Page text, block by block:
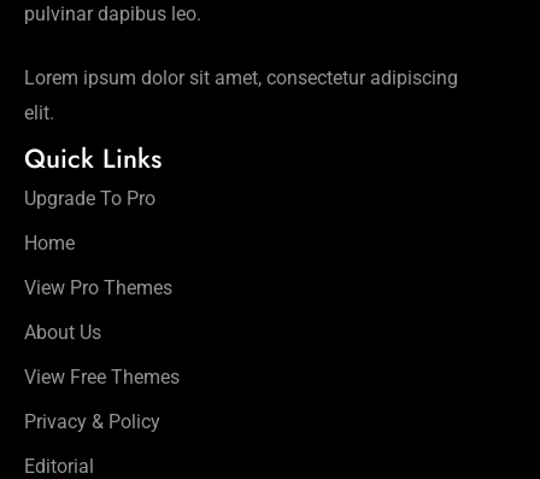
pulvinar dapibus leo.
Lorem ipsum dolor sit amet, consectetur adipiscing
elit.
Quick Links
Upgrade To Pro
Home
View Pro Themes
About Us
View Free Themes
Privacy & Policy
Editorial